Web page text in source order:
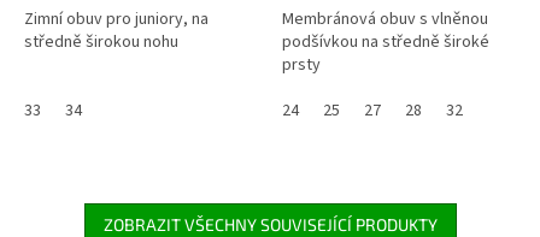
Zimní obuv pro juniory, na
středně širokou nohu
33 34
Membránová obuv s vlněnou
podšívkou na středně široké
prsty
24
25 27 28 32
ZOBRAZIT VŠECHNY SOUVISEJÍCÍ PRODUKTY